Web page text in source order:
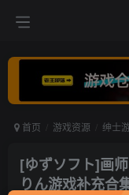
首页 游戏资源 绅士
[ゆずソフト]画
りん游戏补充合